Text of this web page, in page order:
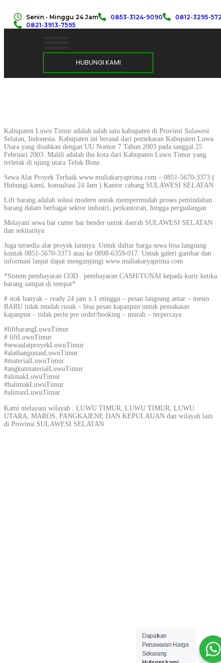
Senin - Minggu 24 Jam 0853-3124-9090
0812-3295-
0821-3913-7595
HUBUNGI KAMI
Kabupaten Luwu Timur adalah salah satu kabupaten di Provinsi Sulawesi
Selatan, Indonesia. Kabupaten ini berasal dari pemekaran Kabupaten Luwu
Utara yang disahkan dengan UU Nomor 7 Tahun 2003 pada tanggal 25
Februari 2003. Malili adalah ibu kota dari Kabupaten Luwu Timur yang
terletak di ujung utara Teluk Bone.
Sewa Alat Proyek Terbaik www.muliakaryaprima.com – 0851-5670-3373 (
Hubungi kami, konsultasi 24 Jam ) Kantor cabang SULAWESI SELATAN
Lift barang adalah solusi modern untuk mempermudah proses pemindahan
barang dalam berbagai sektor industri, perkantoran, hingga pergudangan
Melayani sewa bar cutter bar bender untuk daerah SULAWESI SELATAN
dan sekitarnya.
Juga tersedia alat proyek lainnya. Untuk daftar harga sewa bisa langsung
kontak 0851-5670-3373 atau ke 0898-6359-017. Untuk galeri gambar dan
informasi lanjut dapat mengunjungi www.muliakaryaprima.com
*Sistem pembayaran COD : pembayaran CASH/TUNAI kepada kurir ketika
barang sampai di tempat*
# stok banyak – ready 24 jam x 1 minggu – pesan langsung antar – mesin
BARU tidak mudah rusak – bisa pesan kapanpun untuk pemakaian
kapanpun – tidak perlu pre order/booking – murah – terpercaya
#liftbarangLuwuTimur
# liftLuwuTimur
#sewaalatproyekLuwuTimur
#alatbangunanLuwuTimur
#materialLuwuTimur
#angkutmaterialLuwuTimur
#alimakLuwuTimur
#halimakLuwuTimur
#alimaxLuwuTimur
Kami melayani wilayah : LUWU TIMUR, LUWU TIMUR, LUWU
UTARA, MAROS, PANGKAJENE DAN KEPULAUAN dan wilayah lain
di Provinsi SULAWESI SELATAN
Dapatkan
Penawaran Harga
Sekarang